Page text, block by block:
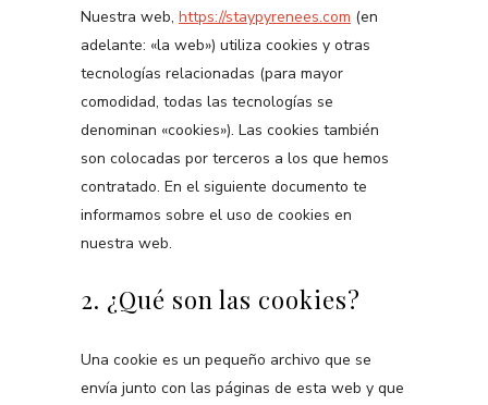
Nuestra web, https://staypyrenees.com (en
adelante: «la web») utiliza cookies y otras
tecnologías relacionadas (para mayor
comodidad, todas las tecnologías se
denominan «cookies»). Las cookies también
son colocadas por terceros a los que hemos
contratado. En el siguiente documento te
informamos sobre el uso de cookies en
nuestra web.
2. ¿Qué son las cookies?
Una cookie es un pequeño archivo que se
envía junto con las páginas de esta web y que